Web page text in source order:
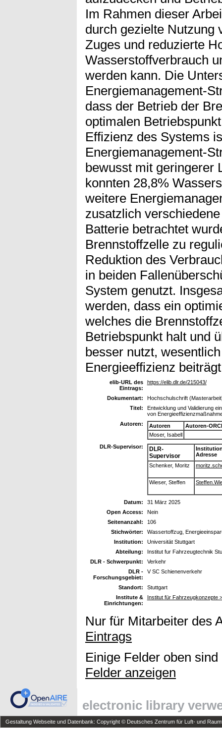
Im Rahmen dieser
durch gezielte Nutzung
Zuges und reduzierte
Wasserstoffverbrauch
werden kann. Die
Energiemanagement-
dass der Betrieb der
optimalen
Effizienz des Systems
Energiemanagement-
bewusst mit geringerer
konnten 28,8%
weitere
zusatzlich
Batterie betrachtet
Brennstoffzelle zu
Reduktion des
in beiden
System genutzt.
werden, dass ein
welches die
Betriebspunkt halt und
besser nutzt,
Energieeffizienz
elib-URL des
Eintrags:
https://elib.dlr.de/215043/
Dokumentart:
Hochschulschrift
Titel:
Entwicklung und Validierung
von
Autoren:
Autoren
Autoren-
Moser, Isabell
DLR-Supervisor:
DLR-
Supervisor
Adresse
Schenker, Moritz
Wieser, Steffen
Datum:
31 März 2025
Open Access:
Nein
Seitenanzahl:
106
Stichwörter:
Wassertoffzug,
Institution:
Universität Stuttgart
Abteilung:
Institut fur Fahrzeugtechnik
DLR - Schwerpunkt:
Verkehr
DLR -
Forschungsgebiet:
V SC Schienenverkehr
Standort:
Stuttgart
Institute &
Einrichtungen:
Institut für Fahrzeugkonzepte
Nur für Mitarbeiter des
Eintrags
Einige Felder oben
Felder anzeigen
electronic library
Gestaltung Webseite und Datenbank: Copyright © Deutsches Zentrum für Luft- und